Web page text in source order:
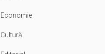
Economie
Cultură